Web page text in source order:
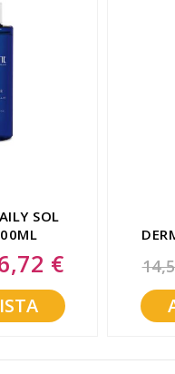
SOL
€